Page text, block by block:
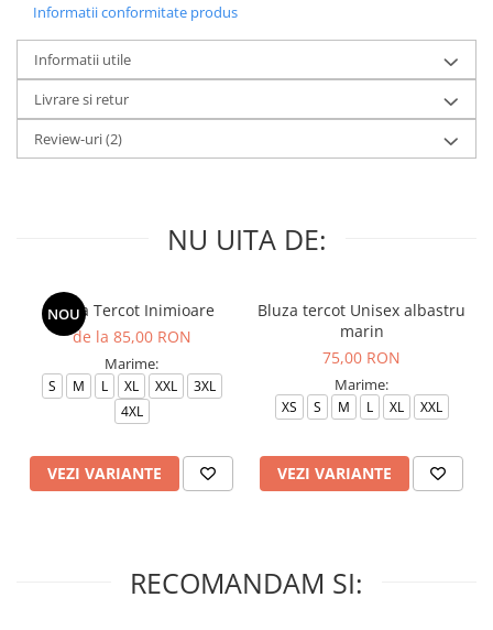
Informatii conformitate produs
Informatii utile
Livrare si retur
Review-uri(2)
NU UITA DE:
NOU
Bluza Tercot Inimioare
de la 85,00 RON
Marime:
S M L XL XXL
3XL
4XL
VEZI VARIANTE
Bluza tercot Unisex albastru
marin
75,00 RON
Marime:
XS S M L XL XXL
VEZI VARIANTE
RECOMANDAM SI: